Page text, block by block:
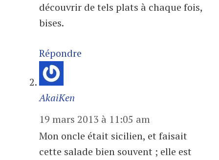
découvrir de tels plats à chaque fois,
bises.
Répondre
AkaiKen
19 mars 2013 à 11:05 am
Mon oncle était sicilien, et faisait
cette salade bien souvent ; elle est